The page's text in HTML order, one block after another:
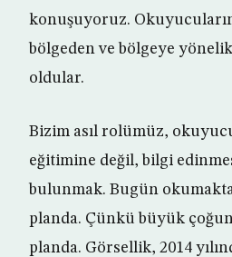
konuşuyoruz.
bölgeden ve bölgeye
oldular.
Bizim asıl rolümüz,
eğitimine değil, bilgi
bulunmak. Bugün
planda. Çünkü büyük
planda. Görsellik, 2014